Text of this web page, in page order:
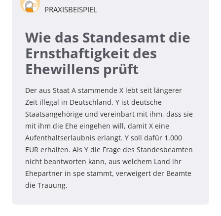
PRAXISBEISPIEL
Wie das Standesamt die
Ernsthaftigkeit des
Ehewillens prüft
Der aus Staat A stammende X lebt seit längerer
Zeit illegal in Deutschland. Y ist deutsche
Staatsangehörige und vereinbart mit ihm, dass sie
mit ihm die Ehe eingehen will, damit X eine
Aufenthaltserlaubnis erlangt. Y soll dafür 1.000
EUR erhalten. Als Y die Frage des Standesbeamten
nicht beantworten kann, aus welchem Land ihr
Ehepartner in spe stammt, verweigert der Beamte
die Trauung.